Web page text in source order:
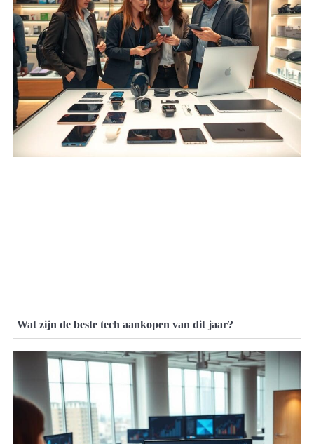
Wat zijn de beste tech aankopen van dit jaar?